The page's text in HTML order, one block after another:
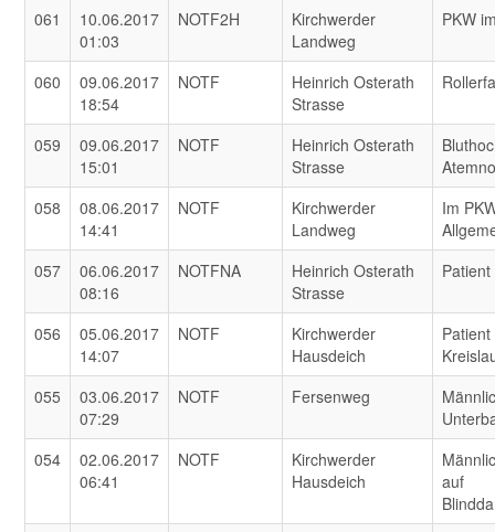
061
10.06.2017
01:03
NOTF2H
Kirchwerder
Landweg
PKW
060
09.06.2017
18:54
NOTF
Heinrich Osterath
Strasse
059
09.06.2017
15:01
NOTF
Heinrich Osterath
Strasse
058
08.06.2017
14:41
NOTF
Kirchwerder
Landweg
Im
057
06.06.2017
08:16
NOTFNA
Heinrich Osterath
Strasse
056
05.06.2017
14:07
NOTF
Kirchwerder
Hausdeich
055
03.06.2017
07:29
NOTF Fersenweg
054
02.06.2017
06:41
NOTF
Kirchwerder
Hausdeich
auf